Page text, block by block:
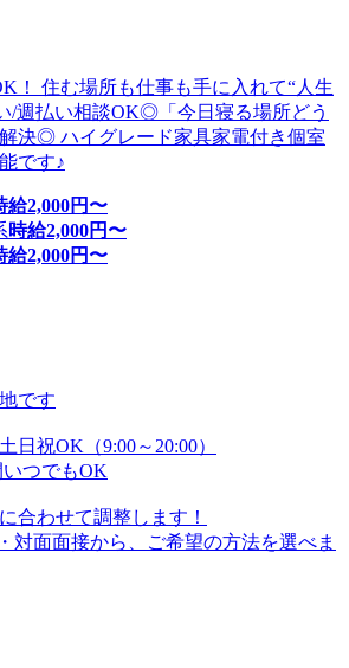
！ 住む場所も仕事も手に入れて“人生
/週払い相談OK◎「今日寝る場所どう
決◎ ハイグレード家具家電付き個室
です♪
給2,000円〜
時給2,000円〜
給2,000円〜
です
日祝OK（9:00～20:00）
いつでもOK
合わせて調整します！
対面面接から、ご希望の方法を選べま